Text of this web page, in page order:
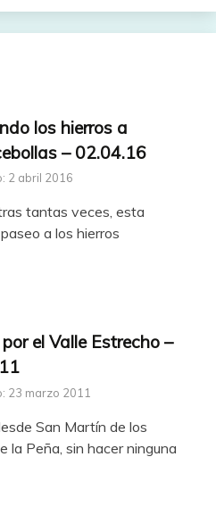
los hierros a
– 02.04.16
2 abril 2016
tantas veces, esta
a los hierros
el Valle Estrecho –
23 marzo 2011
San Martín de los
la Peña, sin hacer ninguna